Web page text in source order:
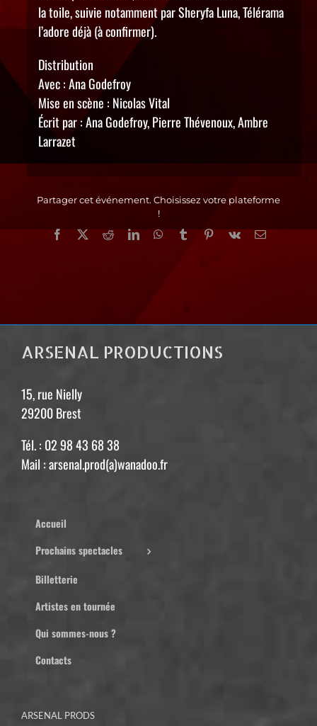
la toile, suivie notamment par Sheryfa Luna, Télérama
l’adore déjà (à confirmer).
Distribution
Avec : Ana Godefroy
Mise en scène : Nicolas Vital
Écrit par : Ana Godefroy, Pierre Thévenoux, Ambre
Larrazet
Partager cet événement. Choisissez votre plateforme
!
Facebook
X RedditLinkedInWhatsApp
TumblrPinterest
Vk Email
ARSENAL PRODUCTIONS
15, rue Nielly
29200 Brest
Tél. : 02 98 43 68 38
Mail : arsenal.prod(a)wanadoo.fr
Accueil
Prochains spectacles
Billetterie
Artistes en tournée
Qui sommes-nous ?
Contacts
ARSENAL PRODS